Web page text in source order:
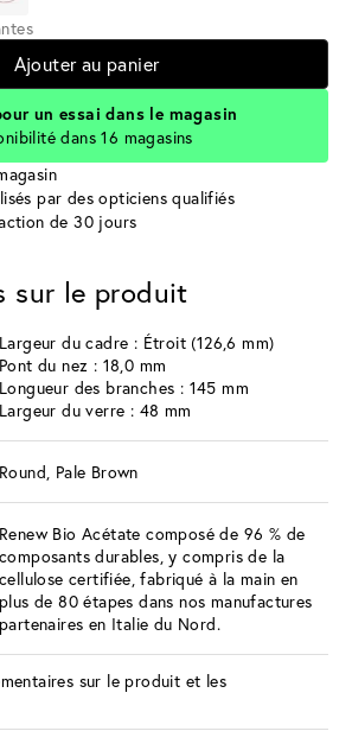
Ajouter au panier
un essai dans le magasin
dans 16 magasins
par des opticiens qualifiés
de 30 jours
sur le produit
Largeur du cadre : Étroit (126,6 mm)
Pont du nez : 18,0 mm
Longueur des branches : 145 mm
Largeur du verre : 48 mm
Round, Pale Brown
Renew Bio Acétate composé de 96 % de
composants durables, y compris de la
cellulose certifiée, fabriqué à la main en
plus de 80 étapes dans nos manufactures
partenaires en Italie du Nord.
sur le produit et les